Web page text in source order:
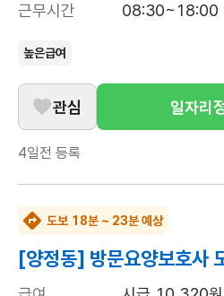
근무시간
08:30~18:00
높은급여
관심 일자리
4일전 등록
도보 18분 ~ 23분 예상
[양정동] 방문요양보호사